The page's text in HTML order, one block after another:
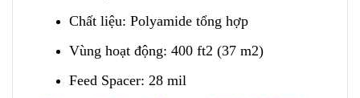
Chất liệu: Polyamide tổng hợp
Vùng hoạt động: 400 ft2 (37 m2)
Feed Spacer: 28 mil